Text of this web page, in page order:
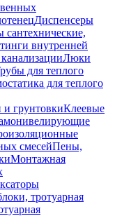
Диспенсеры
сантехнические,
внутренней
Люки
для теплого
для теплого
и грунтовкиКлеевые
смесейПены,
Монтажная
тротуарная